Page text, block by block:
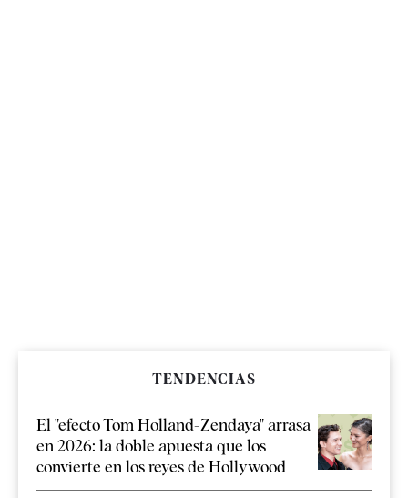
TENDENCIAS
El "efecto Tom Holland-Zendaya" arrasa
en 2026: la doble apuesta que los
convierte en los reyes de Hollywood